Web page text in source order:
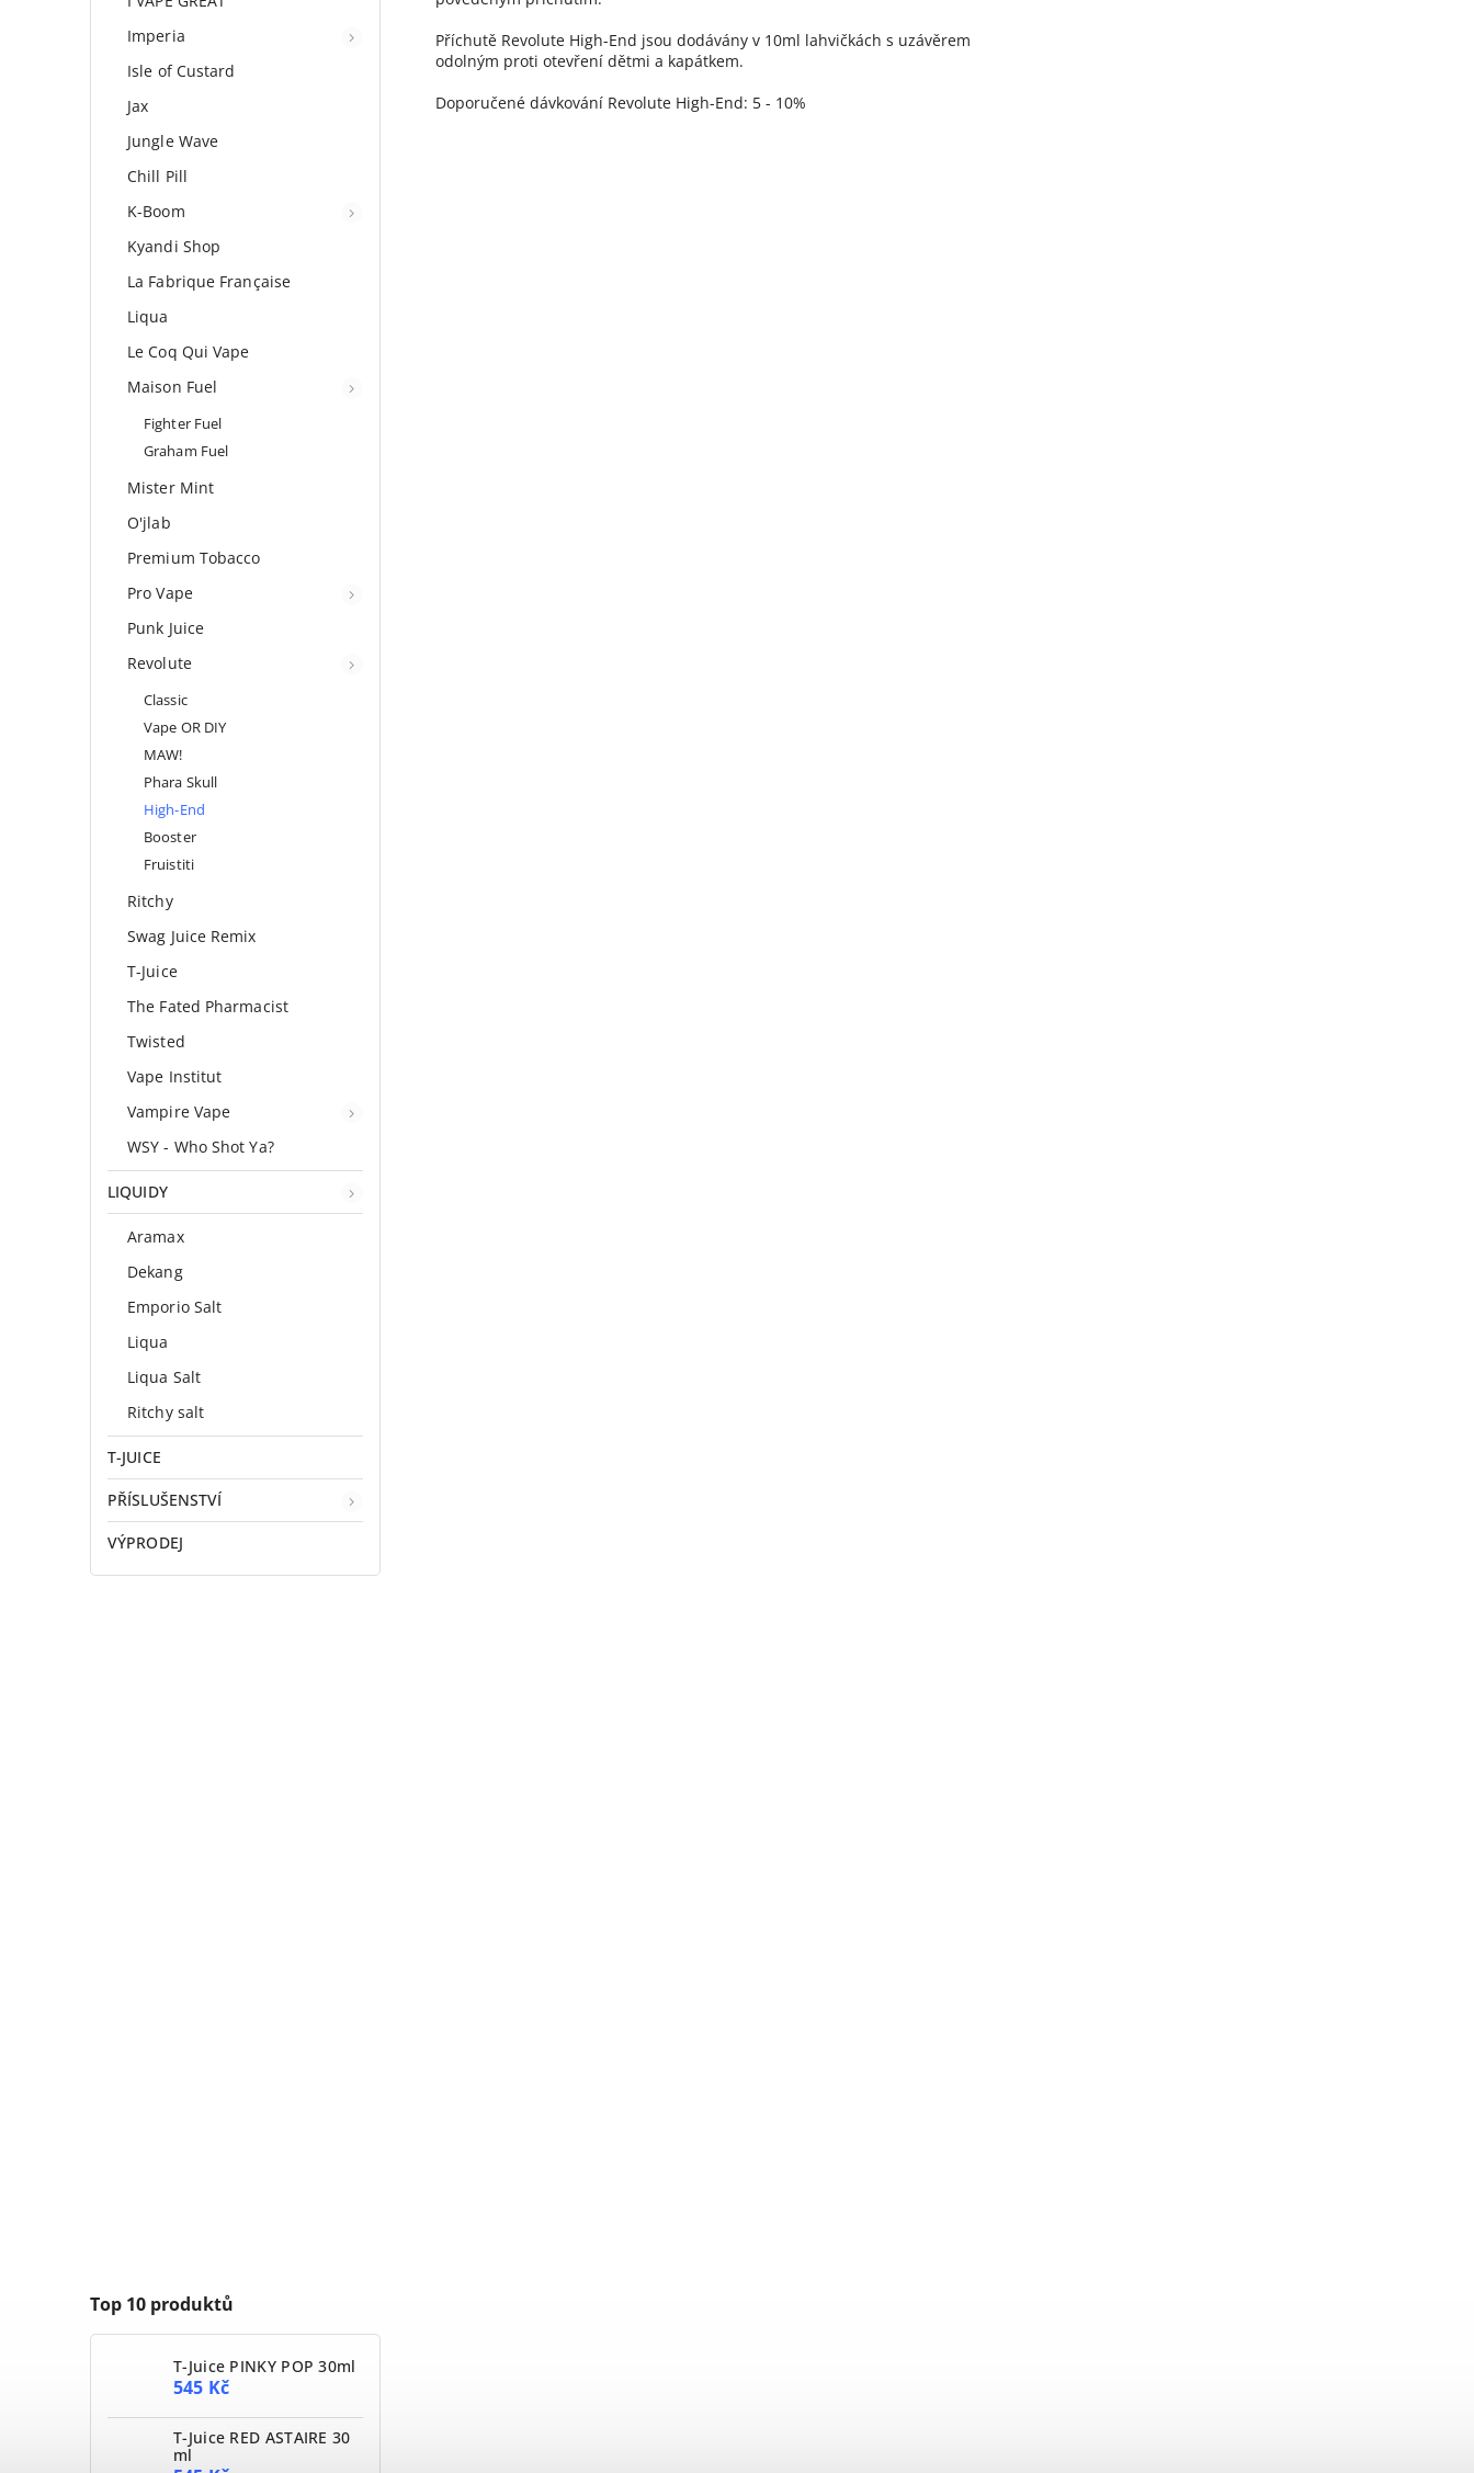
Imperia
Isle of Custard
Jax
Jungle Wave
Chill Pill
K-Boom
Kyandi Shop
La Fabrique Française
Liqua
Le Coq Qui Vape
Maison Fuel
Fighter Fuel
Graham Fuel
Mister Mint
O'jlab
Premium Tobacco
Pro Vape
Punk Juice
Revolute
Classic
Vape OR DIY
MAW!
Phara Skull
High-End
Booster
Fruistiti
Ritchy
Swag Juice Remix
T-Juice
The Fated Pharmacist
Twisted
Vape Institut
Vampire Vape
WSY - Who Shot Ya?
LIQUIDY
Aramax
Dekang
Emporio Salt
Liqua
Liqua Salt
Ritchy salt
T-JUICE
PŘÍSLUŠENSTVÍ
VÝPRODEJ
Top 10 produktů
T-Juice PINKY POP 30ml
545 Kč
T-Juice RED ASTAIRE 30
ml
Příchutě Revolute High-End jsou dodávány v 10ml lahvičkách s uzávěrem
odolným proti otevření dětmi a kapátkem.
Doporučené dávkování Revolute High-End: 5 - 10%